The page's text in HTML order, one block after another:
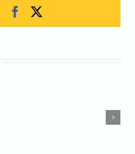
Facebook
Mercredi